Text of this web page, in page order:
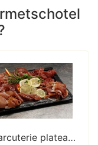
plateau